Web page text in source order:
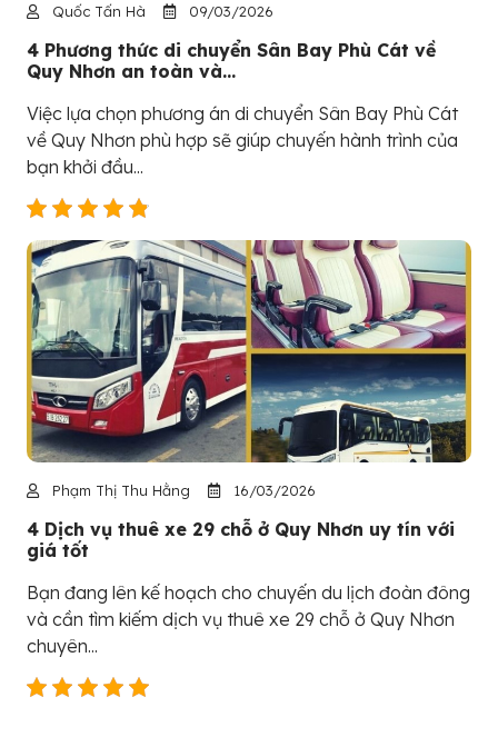
Quốc Tấn Hà 09/03/2026
4 Phương thức di chuyển Sân Bay Phù Cát về
Quy Nhơn an toàn và...
Việc lựa chọn phương án di chuyển Sân Bay Phù Cát
về Quy Nhơn phù hợp sẽ giúp chuyến hành trình của
bạn khởi đầu...
Phạm Thị Thu Hằng 16/03/2026
4 Dịch vụ thuê xe 29 chỗ ở Quy Nhơn uy tín với
giá tốt
Bạn đang lên kế hoạch cho chuyến du lịch đoàn đông
và cần tìm kiếm dịch vụ thuê xe 29 chỗ ở Quy Nhơn
chuyên...